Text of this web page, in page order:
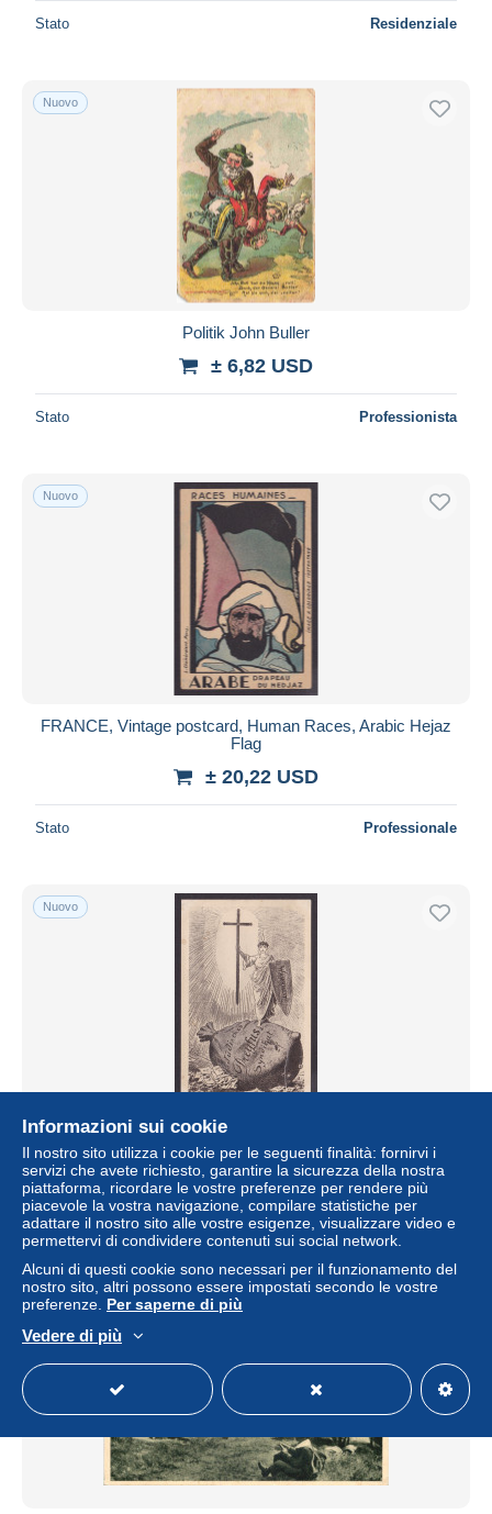
Stato Residenziale
Nuovo
Politik John Buller
± 6,82 USD
Stato Professionista
Nuovo
FRANCE, Vintage postcard, Human Races, Arabic Hejaz
Flag
± 20,22 USD
Stato Professionale
Nuovo
FRANCE, Postcard, Judaica, Anti Dreyfuss, Propaganda
± 24,27 USD
Stato Professionale
Nuovo
Informazioni sui cookie
Il nostro sito utilizza i cookie per le seguenti finalità: fornirvi i
servizi che avete richiesto, garantire la sicurezza della nostra
piattaforma, ricordare le vostre preferenze per rendere più
piacevole la vostra navigazione, compilare statistiche per
adattare il nostro sito alle vostre esigenze, visualizzare video e
permettervi di condividere contenuti sui social network.
Alcuni di questi cookie sono necessari per il funzionamento del
nostro sito, altri possono essere impostati secondo le vostre
preferenze. Per saperne di più
Vedere di più